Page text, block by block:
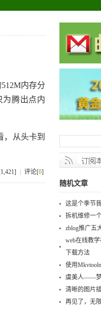
内存分
为腾出点内
从头卡到
评论[0]
随机文章
这是个季节
拆机维修一
zblog推广五
web在线教
下载方法
使用
虞美人——
清晰的图片
再见了，无